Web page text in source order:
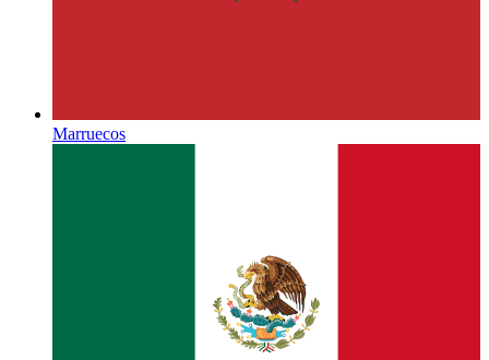
Marruecos